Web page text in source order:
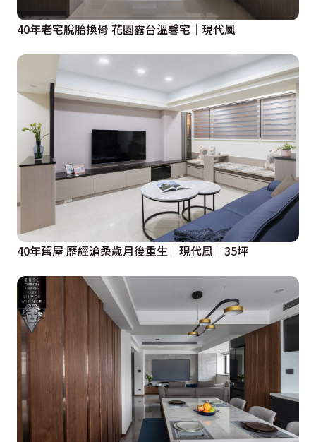
40年老宅脫胎換骨 花園露台溫馨宅│現代風
40年舊屋 歷經滄桑歲月後重生｜現代風｜35坪